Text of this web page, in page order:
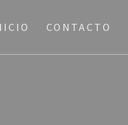
CONTACTO